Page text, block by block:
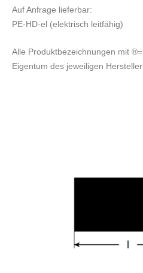
Auf Anfrage lieferbar:
PE-HD-el (elektrisch leitfähig)
Alle Produktbezeichnungen mit
Eigentum des jeweiligen